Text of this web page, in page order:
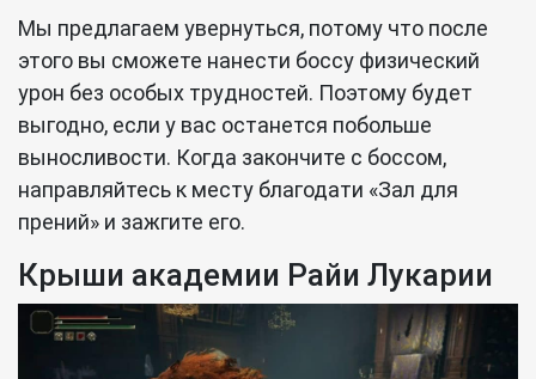
Мы предлагаем увернуться, потому что после
этого вы сможете нанести боссу физический
урон без особых трудностей. Поэтому будет
выгодно, если у вас останется побольше
выносливости. Когда закончите с боссом,
направляйтесь к месту благодати «Зал для
прений» и зажгите его.
Крыши академии Райи Лукарии